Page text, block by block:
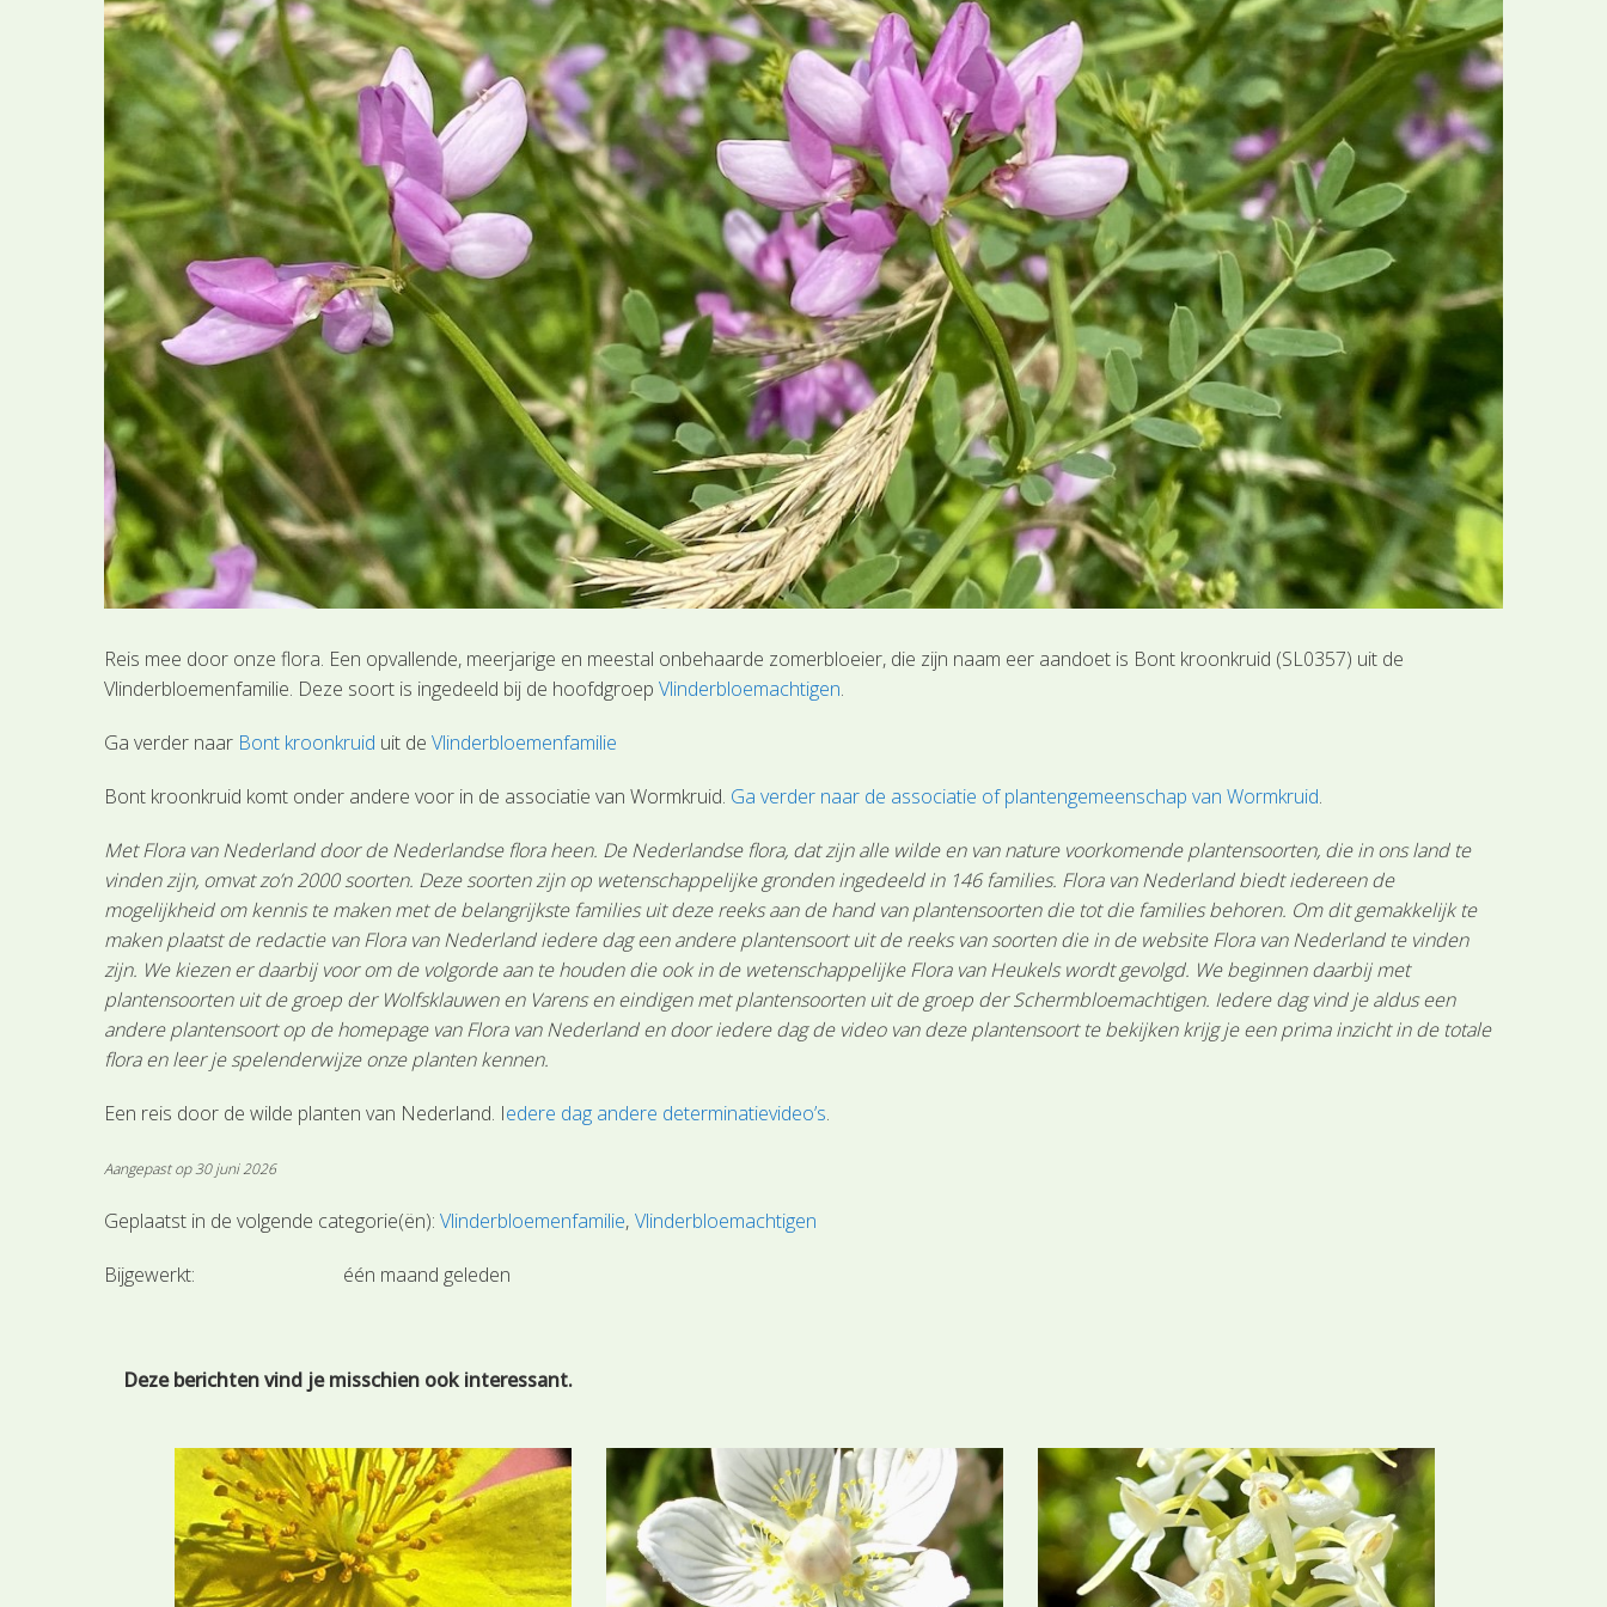
Reis mee door onze flora. Een opvallende, meerjarige en meestal onbehaarde zomerbloeier, die zijn naam eer aandoet is Bont kroonkruid (SL0357) uit de
Vlinderbloemenfamilie. Deze soort is ingedeeld bij de hoofdgroepVlinderbloemachtigen.
Ga verder naar Bont kroonkruid uit deVlinderbloemenfamilie
Bont kroonkruid komt onder andere voor in de associatie van Wormkruid. Ga verder naar de associatie of plantengemeenschap van Wormkruid.
Met Flora van Nederland door de Nederlandse flora heen. De Nederlandse flora, dat zijn alle wilde en van nature voorkomende plantensoorten, die in ons land te
vinden zijn, omvat zo’n 2000 soorten. Deze soorten zijn op wetenschappelijke gronden ingedeeld in 146 families. Flora van Nederland biedt iedereen de
mogelijkheid om kennis te maken met de belangrijkste families uit deze reeks aan de hand van plantensoorten die tot die families behoren. Om dit gemakkelijk te
maken plaatst de redactie van Flora van Nederland iedere dag een andere plantensoort uit de reeks van soorten die in de website Flora van Nederland te vinden
zijn. We kiezen er daarbij voor om de volgorde aan te houden die ook in de wetenschappelijke Flora van Heukels wordt gevolgd. We beginnen daarbij met
plantensoorten uit de groep der Wolfsklauwen en Varens en eindigen met plantensoorten uit de groep der Schermbloemachtigen. Iedere dag vind je aldus een
andere plantensoort op de homepage van Flora van Nederland en door iedere dag de video van deze plantensoort te bekijken krijg je een prima inzicht in de totale
flora en leer je spelenderwijze onze planten kennen.
Een reis door de wilde planten van Nederland. Iedere dag andere determinatievideo’s.
Aangepast op 30 juni 2026
Geplaatst in de volgende categorie(ën):Vlinderbloemenfamilie Vlinderbloemachtigen
Bijgewerkt: één maand geleden
Deze berichten vind je misschien ook interessant.